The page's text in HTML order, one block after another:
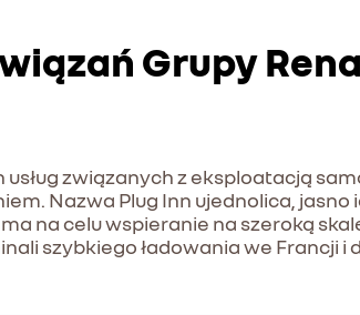
Grupy
związanych z eksploatacją
Nazwa Plug Inn ujednolica,
na celu wspieranie na szeroką
szybkiego ładowania we Francji i